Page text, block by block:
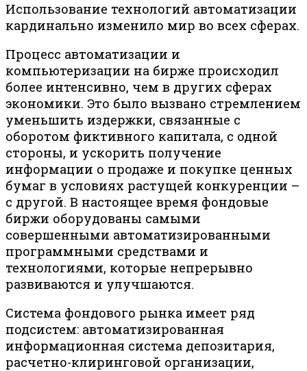
Использование технологий автоматизации
кардинально изменило мир во всех сферах.
Процесс автоматизации и
компьютеризации на бирже происходил
более интенсивно, чем в других сферах
экономики. Это было вызвано стремлением
уменьшить издержки, связанные с
оборотом фиктивного капитала, с одной
стороны, и ускорить получение
информации о продаже и покупке ценных
бумаг в условиях растущей конкуренции –
с другой. В настоящее время фондовые
биржи оборудованы самыми
совершенными автоматизированными
программными средствами и
технологиями, которые непрерывно
развиваются и улучшаются.
Система фондового рынка имеет ряд
подсистем: автоматизированная
информационная система депозитария,
расчетно-клиринговой организации,